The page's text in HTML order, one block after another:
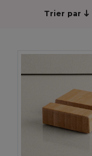
Trier par